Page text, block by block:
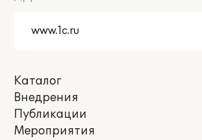
Каталог
Внедрения
Публикации
Мероприятия